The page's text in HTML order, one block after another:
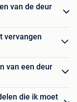
van de deur
vervangen
van een deur
die ik moet